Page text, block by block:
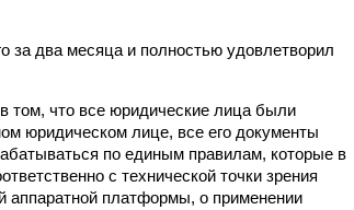
за два месяца и полностью удовлетворил
том, что все юридические лица были
юридическом лице, все его документы
по единым правилам, которые в
с технической точки зрения
аппаратной платформы, о применении